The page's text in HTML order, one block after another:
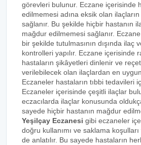
görevleri bulunur. Eczane içerisinde
edilmemesi adına eksik olan
sağlanır. Bu şekilde hiçbir hastanın
mağdur edilmemesi sağlanır.
bir şekilde tutulmasının dışında ilaç
kontrolleri yapılır. Eczane içerisinde
hastaların şikâyetleri dinlenir ve
verilebilecek olan ilaçlardan en
Eczaneler hastaların tıbbi tedavileri
Eczaneler içerisinde çeşitli ilaçlar
eczacılarda ilaçlar konusunda
sayede hiçbir hastanın mağdur
Yeşilçay Eczanesi gibi eczaneler
doğru kullanımı ve saklama
de anlatılır. Bu sayede hastaların